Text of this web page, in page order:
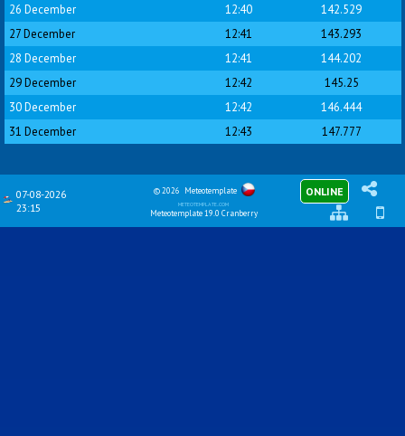
26 December
12:40
142.529
27 December
12:41
143.293
28 December
12:41
144.202
29 December
12:42
145.25
30 December
12:42
146.444
31 December
12:43 147.777
07-08-2026
23:15
© 2026
Meteotemplate
meteotemplate.com
Meteotemplate 19.0 Cranberry
ONLINE